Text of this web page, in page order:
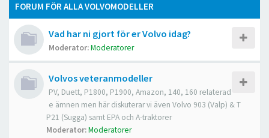
FORUM FÖR ALLA VOLVOMODELLER
Vad har ni gjort för er Volvo idag?
Moderator:Moderatorer
Volvos veteranmodeller
PV, Duett, P1800, P1900, Amazon, 140, 160 relaterad
e ämnen men här diskuterar vi även Volvo 903 (Valp) & T
P21 (Sugga) samt EPA och A-traktorer
Moderator:Moderatorer